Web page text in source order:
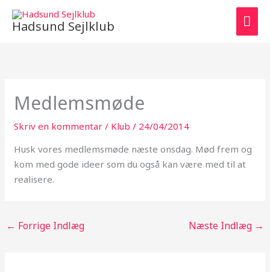
Hadsund Sejlklub
Medlemsmøde
Skriv en kommentar / Klub / 24/04/2014
Husk vores medlemsmøde næste onsdag. Mød frem og
kom med gode ideer som du også kan være med til at
realisere.
← Forrige Indlæg Næste Indlæg →